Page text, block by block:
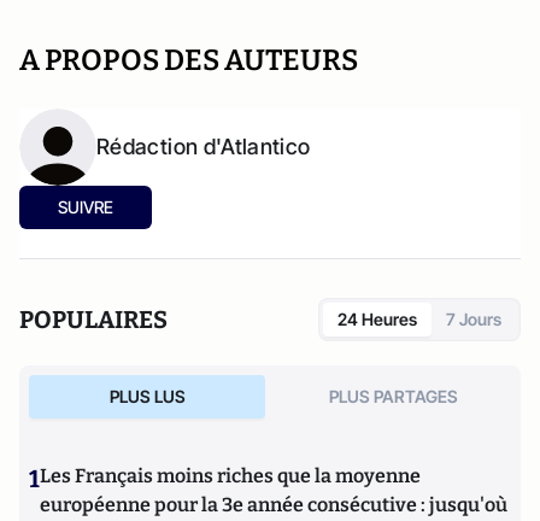
A PROPOS DES AUTEURS
Rédaction d'Atlantico
SUIVRE
POPULAIRES 24 Heures 7 Jours
PLUS LUS PLUS PARTAGES
1Les Français moins riches que la moyenne
européenne pour la 3e année consécutive : jusqu'où